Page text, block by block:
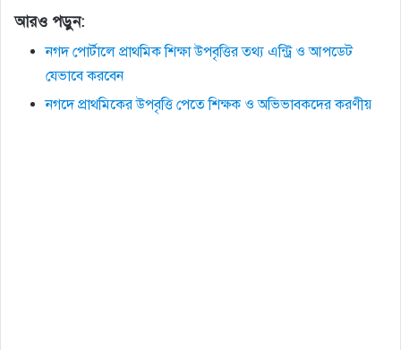
আরও পড়ুন:
নগদ পোর্টালে প্রাথমিক শিক্ষা উপবৃত্তির তথ্য এন্ট্রি ও আপডেট
যেভাবে করবেন
নগদে প্রাথমিকের উপবৃত্তি পেতে শিক্ষক ও অভিভাবকদের করণীয়